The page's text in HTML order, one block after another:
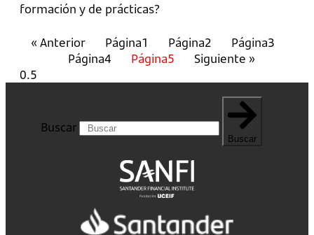
formación y de prácticas?
« Anterior Página1 Página2 Página3
Página4 Página5 Siguiente »
Buscar
Buscar